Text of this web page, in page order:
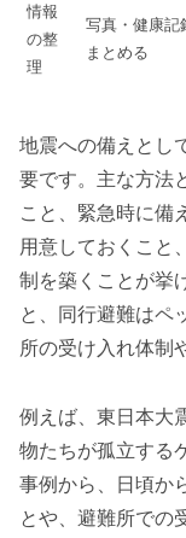
情報
の整
理
写真・健康記
まとめる
地震への備えとし
要です。主な方法
こと、緊急時に備
用意しておくこと
制を築くことが挙
と、同行避難はペ
所の受け入れ体制
例えば、東日本大
物たちが孤立する
事例から、日頃か
とや、避難所での